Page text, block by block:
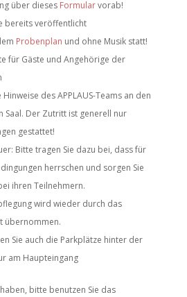
über dieses Formularvorab!
bereits veröffentlicht
Probenplan und ohne Musik statt!
für Gäste und Angehörige der
des APPLAUS-Teams an den
Saal. Der Zutritt ist generell nur
gestattet!
Bitte tragen Sie dazu bei, dass für
herrschen und sorgen Sie
ihren Teilnehmern.
wird wieder durch das
übernommen.
Sie auch die Parkplätze hinter der
am Haupteingang
bitte benutzen Sie das